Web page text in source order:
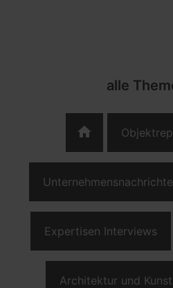
alle
home
Expertisen Interviews
Architektur und Kunst